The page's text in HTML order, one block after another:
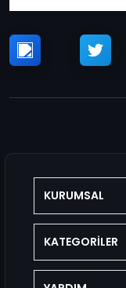
KURUMSAL
KATEGORİLER